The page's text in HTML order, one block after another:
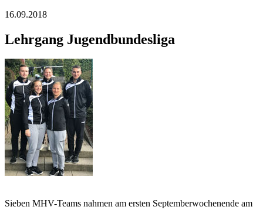
16.09.2018
Lehrgang Jugendbundesliga
Sieben MHV-Teams nahmen am ersten Septemberwochenende am